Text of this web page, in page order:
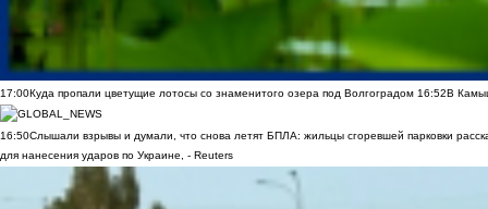
17:00Куда пропали цветущие лотосы со знаменитого озера под Волгоградом 16:52В
16:50Слышали взрывы и думали, что снова летят БПЛА: жильцы сгоревшей парковки
для нанесения ударов по Украине, - Reuters